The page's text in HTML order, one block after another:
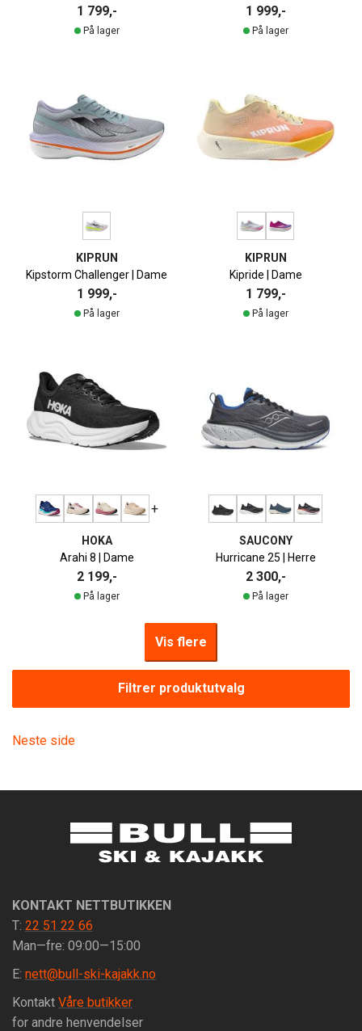
1 799,-
På lager
1 999,-
På lager
KIPRUN
Kipstorm Challenger | Dame
1 999,-
På lager
KIPRUN
Kipride | Dame
1 799,-
På lager
+
HOKA
Arahi 8 | Dame
2 199,-
På lager
SAUCONY
Hurricane 25 | Herre
2 300,-
På lager
Vis flere
Filtrer produktutvalg
Neste side
KONTAKT NETTBUTIKKEN
T: 22 51 22 66
Man—fre: 09:00—15:00
E: nett@bull-ski-kajakk.no
Kontakt Våre butikker
for andre henvendelser